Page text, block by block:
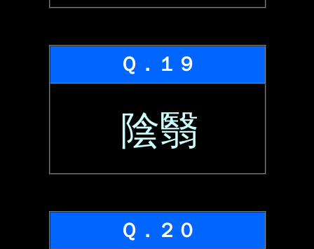
Ｑ．１９
陰翳
Ｑ．２０